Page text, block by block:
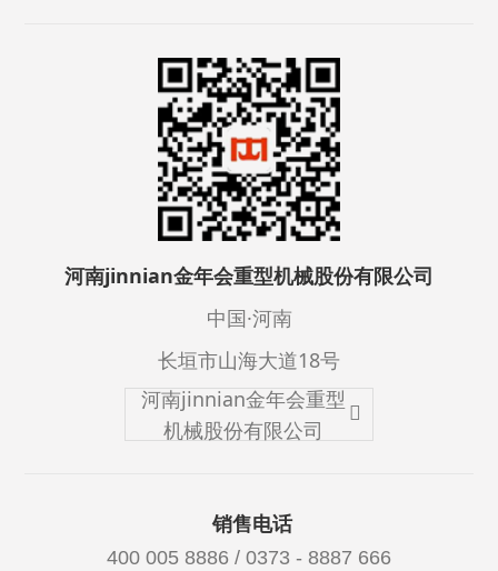
河南jinnian金年会重型机械股份有限公司
中国·河南
长垣市山海大道18号
河南jinnian金年会重型
机械股份有限公司
销售电话
400 005 8886 / 0373 - 8887 666